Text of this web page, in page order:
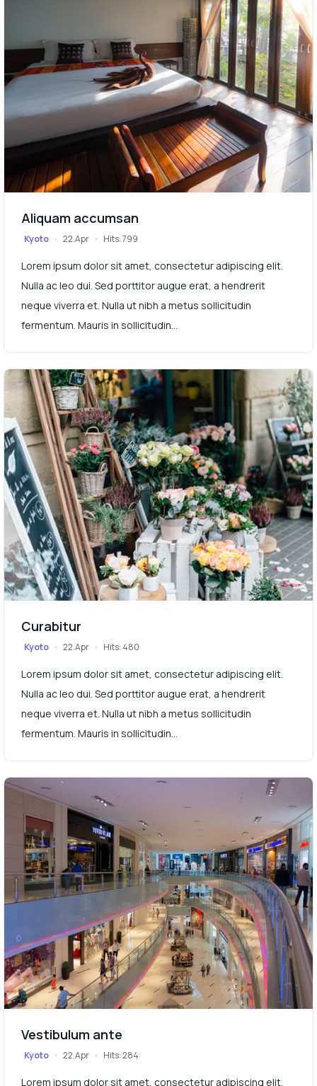
Aliquam accumsan
Kyoto 22.Apr Hits: 799
Lorem ipsum dolor sit amet, consectetur adipiscing elit.
Nulla ac leo dui. Sed porttitor augue erat, a hendrerit
neque viverra et. Nulla ut nibh a metus sollicitudin
fermentum. Mauris in sollicitudin...
Curabitur
Kyoto 22.Apr Hits: 480
Lorem ipsum dolor sit amet, consectetur adipiscing elit.
Nulla ac leo dui. Sed porttitor augue erat, a hendrerit
neque viverra et. Nulla ut nibh a metus sollicitudin
fermentum. Mauris in sollicitudin...
Vestibulum ante
Kyoto 22.Apr Hits: 284
Lorem ipsum dolor sit amet, consectetur adipiscing elit.